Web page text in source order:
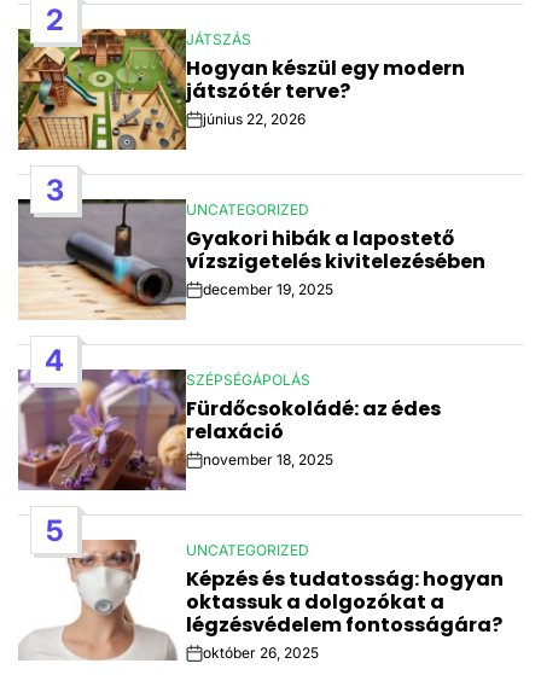
2
POSTED
IN
JÁTSZÁS
Hogyan készül egy modern
játszótér terve?
Post
Date
június 22, 2026
3
POSTED
IN
UNCATEGORIZED
Gyakori hibák a lapostető
vízszigetelés kivitelezésében
Post
Date
december 19, 2025
4
POSTED
IN
SZÉPSÉGÁPOLÁS
Fürdőcsokoládé: az édes
relaxáció
Post
Date
november 18, 2025
5
POSTED
IN
UNCATEGORIZED
Képzés és tudatosság: hogyan
oktassuk a dolgozókat a
légzésvédelem fontosságára?
Postoktóber 26, 2025